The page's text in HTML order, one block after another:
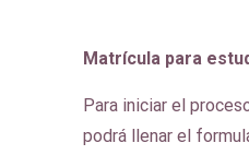
Matrícula para
Para iniciar el
podrá llenar el